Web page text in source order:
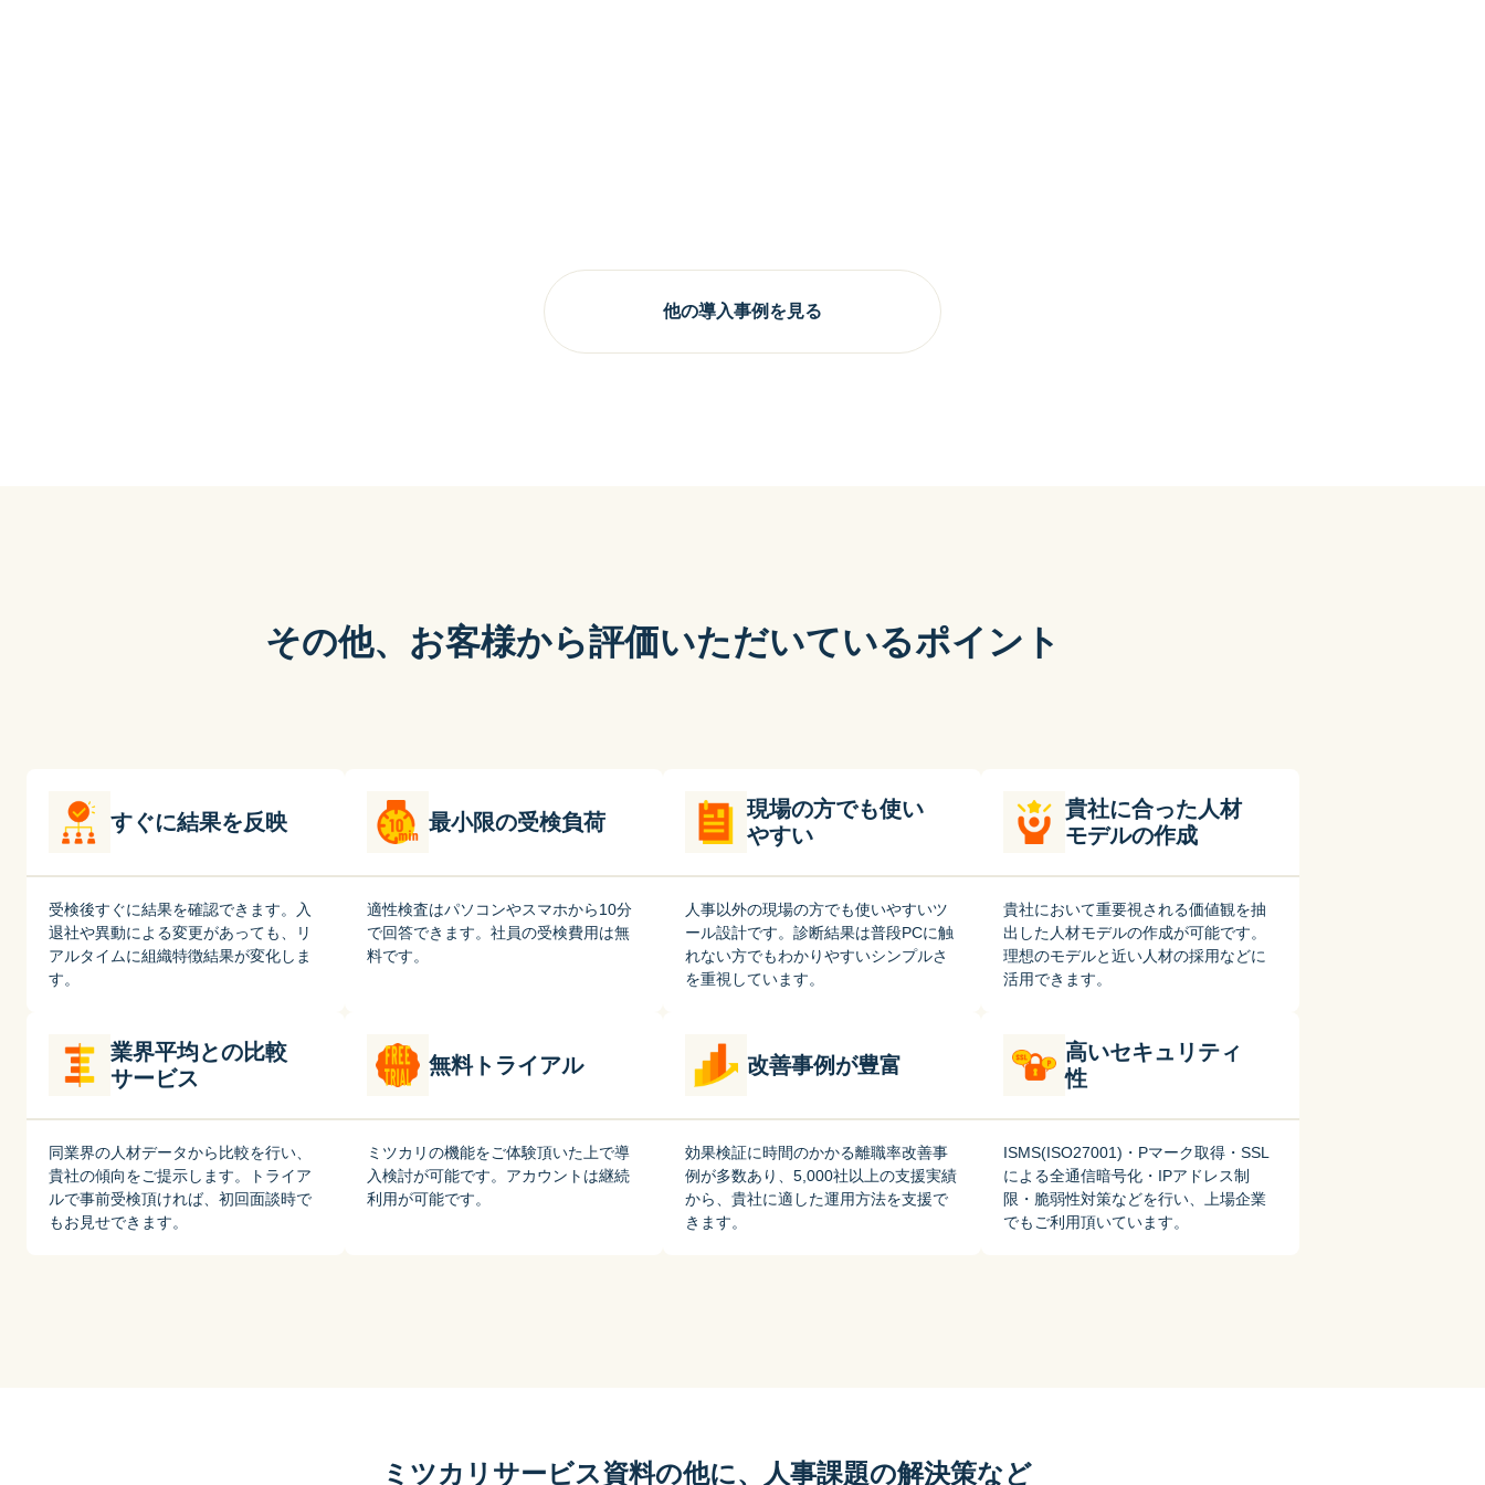
他の導入事例を見る
その他、お客様から評価いただいているポイント
すぐに結果を反映
受検後すぐに結果を確認できます。入
退社や異動による変更があっても、リ
アルタイムに組織特徴結果が変化しま
す。
最小限の受検負荷
適性検査はパソコンやスマホから10分
で回答できます。社員の受検費用は無
料です。
現場の方でも使い
やすい
人事以外の現場の方でも使いやすいツ
ール設計です。診断結果は普段PCに触
れない方でもわかりやすいシンプルさ
を重視しています。
貴社に合った人材
モデルの作成
貴社において重要視される価値観を抽
出した人材モデルの作成が可能です。
理想のモデルと近い人材の採用などに
活用できます。
業界平均との比較
サービス
同業界の人材データから比較を行い、
貴社の傾向をご提示します。トライア
ルで事前受検頂ければ、初回面談時で
もお見せできます。
無料トライアル
ミツカリの機能をご体験頂いた上で導
入検討が可能です。アカウントは継続
利用が可能です。
改善事例が豊富
効果検証に時間のかかる離職率改善事
例が多数あり、5,000社以上の支援実績
から、貴社に適した運用方法を支援で
きます。
高いセキュリティ
性
ISMS(ISO27001)・Pマーク取得・SSL
による全通信暗号化・IPアドレス制
限・脆弱性対策などを行い、上場企業
でもご利用頂いています。
ミツカリサービス資料の他に、人事課題の解決策など